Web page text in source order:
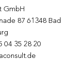
GmbH
87 61348 Bad
04 35 28 20